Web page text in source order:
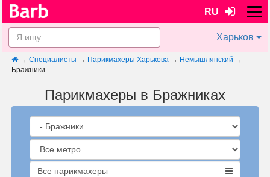
RU
Харьков
→ Специалисты → Парикмахеры Харькова → Немышлянский →
Бражники
Парикмахеры в Бражниках
Все парикмахеры